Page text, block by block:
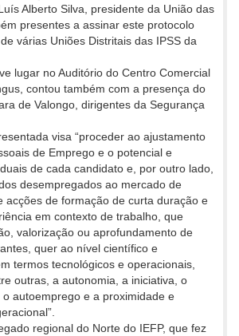
Alberto Silva, presidente da União das
presentes a assinar este protocolo
várias Uniões Distritais das IPSS da
lugar no Auditório do Centro Comercial
contou também com a presença do
de Valongo, dirigentes da Segurança
visa “proceder ao ajustamento
de Emprego e o potencial e
de cada candidato e, por outro lado,
desempregados ao mercado de
acções de formação de curta duração e
em contexto de trabalho, que
valorização ou aprofundamento de
quer ao nível científico e
termos tecnológicos e operacionais,
outras, a autonomia, a iniciativa, o
autoemprego e a proximidade e
regional do Norte do IEFP, que fez